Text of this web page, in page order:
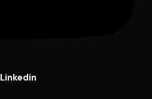
Linkedin